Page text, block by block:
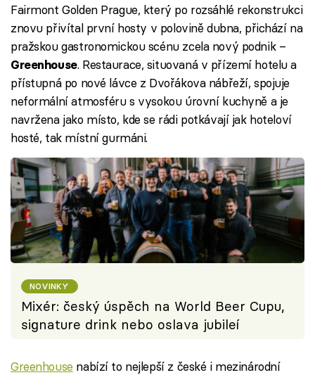
Fairmont Golden Prague, který po rozsáhlé rekonstrukci
znovu přivítal první hosty v polovině dubna, přichází na
pražskou gastronomickou scénu zcela nový podnik –
Greenhouse. Restaurace, situovaná v přízemí hotelu a
přístupná po nové lávce z Dvořákova nábřeží, spojuje
neformální atmosféru s vysokou úrovní kuchyně a je
navržena jako místo, kde se rádi potkávají jak hoteloví
hosté, tak místní gurmáni.
NOVINKY
Mixér: český úspěch na World Beer Cupu,
signature drink nebo oslava jubileí
Greenhousenabízí to nejlepší z české i mezinárodní